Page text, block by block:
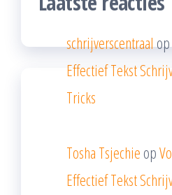
schrijverscentraalop
Effectief Tekst
Tricks
Tosha Tsjechie op
Effectief Tekst